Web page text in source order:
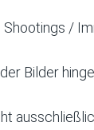
/
Bilder